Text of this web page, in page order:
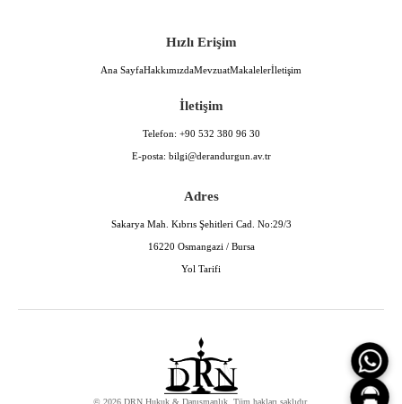
Hızlı Erişim
Ana SayfaHakkımızdaMevzuatMakalelerİletişim
İletişim
Telefon: +90 532 380 96 30
E-posta: bilgi@derandurgun.av.tr
Adres
Sakarya Mah. Kıbrıs Şehitleri Cad. No:29/3
16220 Osmangazi / Bursa
Yol Tarifi
© 2026 DRN Hukuk & Danışmanlık. Tüm hakları saklıdır.